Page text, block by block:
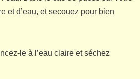
et d’eau, et secouez pour bien
le à l’eau claire et séchez